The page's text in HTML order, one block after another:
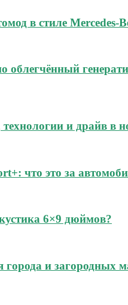
в стиле Mercedes-
облегчённый
и драйв в
что это за
6×9 дюймов?
города и загородных